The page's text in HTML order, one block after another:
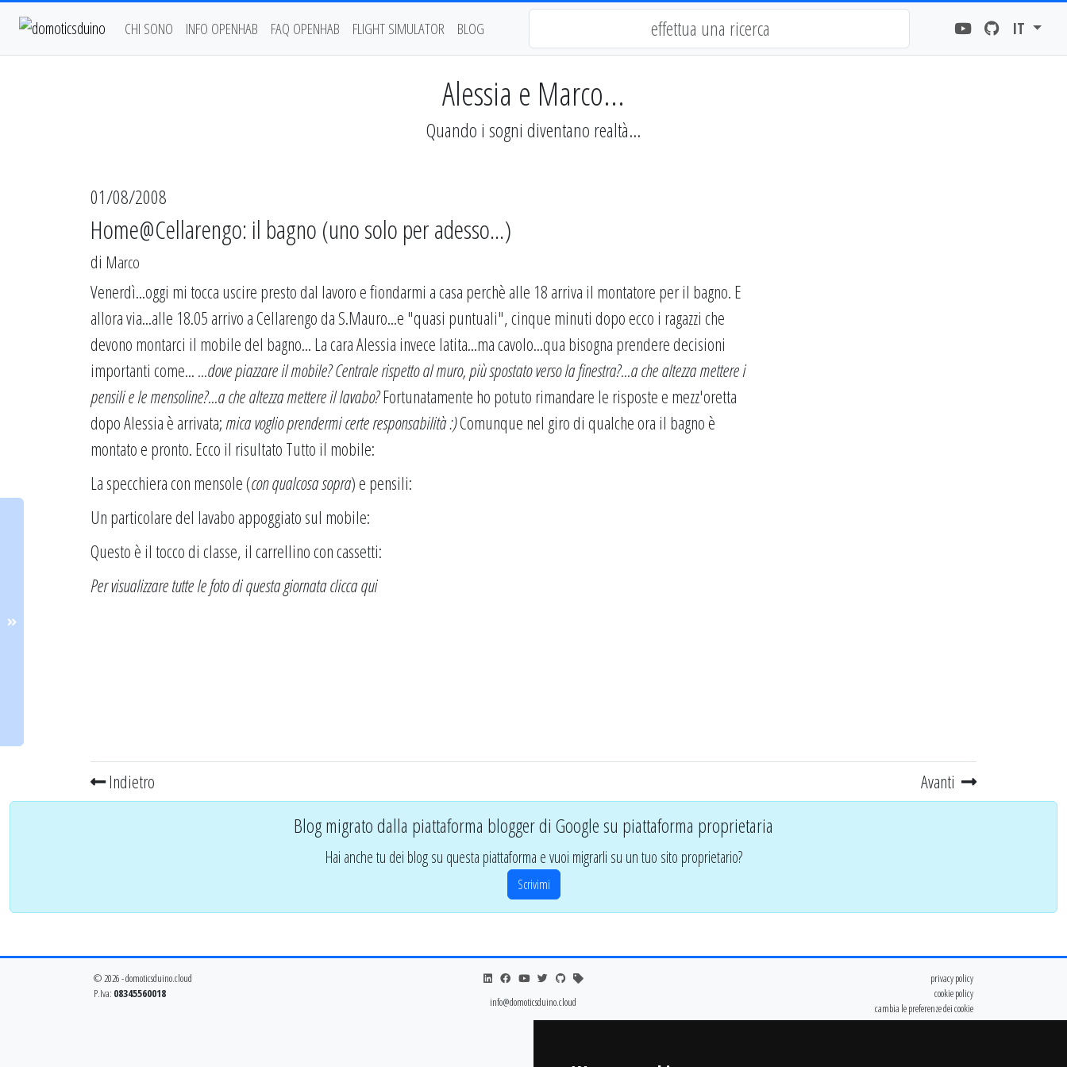
CHI SONO INFO OPENHAB FAQ OPENHAB FLIGHT SIMULATOR BLOG IT
Alessia e Marco...
Quando i sogni diventano realtà...
01/08/2008
Home@Cellarengo: il bagno (uno solo per adesso...)
di Marco
Venerdì...oggi mi tocca uscire presto dal lavoro e fiondarmi a casa perchè alle 18 arriva il montatore per il bagno. E
allora via...alle 18.05 arrivo a Cellarengo da S.Mauro...e "quasi puntuali", cinque minuti dopo ecco i ragazzi che
devono montarci il mobile del bagno... La cara Alessia invece latita...ma cavolo...qua bisogna prendere decisioni
importanti come... ...dove piazzare il mobile? Centrale rispetto al muro, più spostato verso la finestra?...a che altezza mettere i
pensili e le mensoline?...a che altezza mettere il lavabo?Fortunatamente ho potuto rimandare le risposte e mezz'oretta
dopo Alessia è arrivata;mica voglio prendermi certe responsabilità :)Comunque nel giro di qualche ora il bagno è
montato e pronto. Ecco il risultato Tutto il mobile:
La specchiera con mensole (con qualcosa sopra) e pensili:
Un particolare del lavabo appoggiato sul mobile:
Questo è il tocco di classe, il carrellino con cassetti:
Per visualizzare tutte le foto di questa giornataclicca qui
Indietro Avanti
Blog migrato dalla piattaforma blogger di Google su piattaforma proprietaria
Hai anche tu dei blog su questa piattaforma e vuoi migrarli su un tuo sito proprietario?
Scrivimi
© 2026 - domoticsduino.cloud
P.Iva: 08345560018
info@domoticsduino.cloud
privacy policy
cookie policy
cambia le preferenze dei cookie